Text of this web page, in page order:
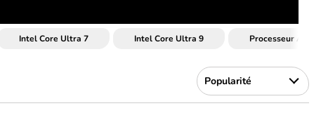
Intel Core Ultra 7 Intel Core Ultra 9 Processeur AMD